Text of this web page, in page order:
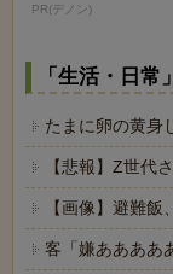
PR(デノン)
「生活・日
たまに卵の黄身
【悲報】Z世代
【画像】避難飯
客「嫌ああああ